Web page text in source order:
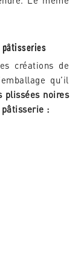
pâtisseries
créations de
qu’il
plissées noires
: